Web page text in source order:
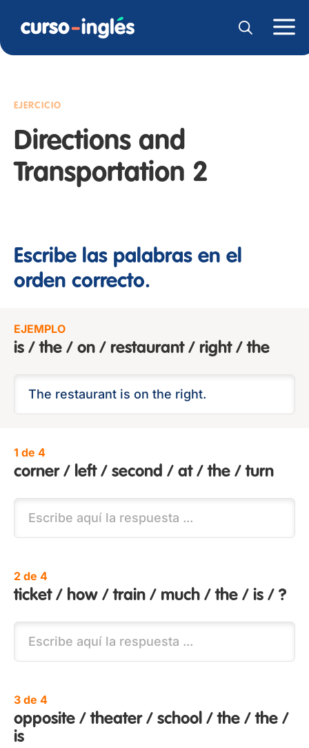
EJERCICIO
Directions and
Transportation 2
Escribe las palabras en el
orden correcto.
EJEMPLO
is / the / on / restaurant / right / the
1 de 4
corner / left / second / at / the / turn
2 de 4
ticket / how / train / much / the / is / ?
3 de 4
opposite / theater / school / the / the /
is